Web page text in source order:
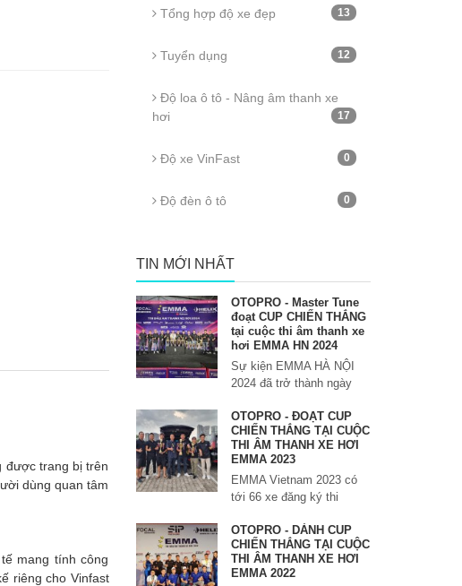
được trang bị trên
dùng quan tâm
mang tính công
riêng cho Vinfast
Tổng hợp độ xe đẹp 13
Tuyển dụng 12
Độ loa ô tô - Nâng âm thanh xe
hơi
17
Độ xe VinFast 0
Độ đèn ô tô 0
TIN MỚI NHẤT
OTOPRO - Master Tune
đoạt CUP CHIẾN THẮNG
tại cuộc thi âm thanh xe
hơi EMMA HN 2024
Sự kiện EMMA HÀ NỘI
2024 đã trở thành ngày
OTOPRO - ĐOẠT CUP
CHIẾN THẮNG TẠI CUỘC
THI ÂM THANH XE HƠI
EMMA 2023
EMMA Vietnam 2023 có
tới 66 xe đăng ký thi
OTOPRO - DÀNH CUP
CHIẾN THẮNG TẠI CUỘC
THI ÂM THANH XE HƠI
EMMA 2022